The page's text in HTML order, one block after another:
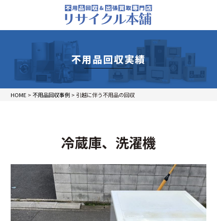
不用品回収実績
HOME > 不用品回収事例 > 引越に伴う不用品の回収
冷蔵庫、洗濯機